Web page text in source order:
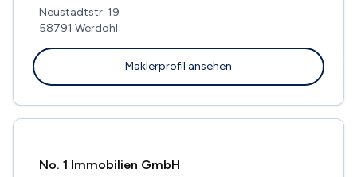
Neustadtstr. 19
58791 Werdohl
Maklerprofil ansehen
No. 1 Immobilien GmbH